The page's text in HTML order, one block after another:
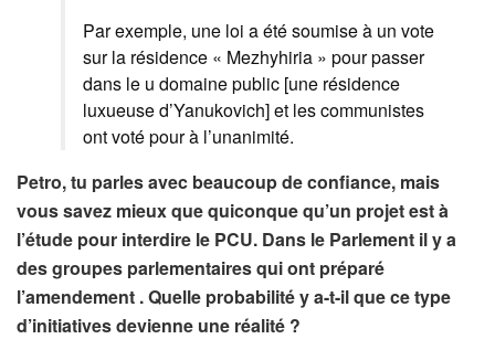
Par exemple, une loi a été soumise à un vote
sur la résidence « Mezhyhiria » pour passer
dans le u domaine public [une résidence
luxueuse d’Yanukovich] et les communistes
ont voté pour à l’unanimité.
Petro, tu parles avec beaucoup de confiance, mais
vous savez mieux que quiconque qu’un projet est à
l’étude pour interdire le PCU. Dans le Parlement il y a
des groupes parlementaires qui ont préparé
l’amendement . Quelle probabilité y a-t-il que ce type
d’initiatives devienne une réalité ?